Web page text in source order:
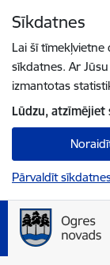
Sīkdatnes
Lai šī
sīkdatnes. Ar
izmantotas
Lūdzu, atzīmējiet
Pārvaldīt